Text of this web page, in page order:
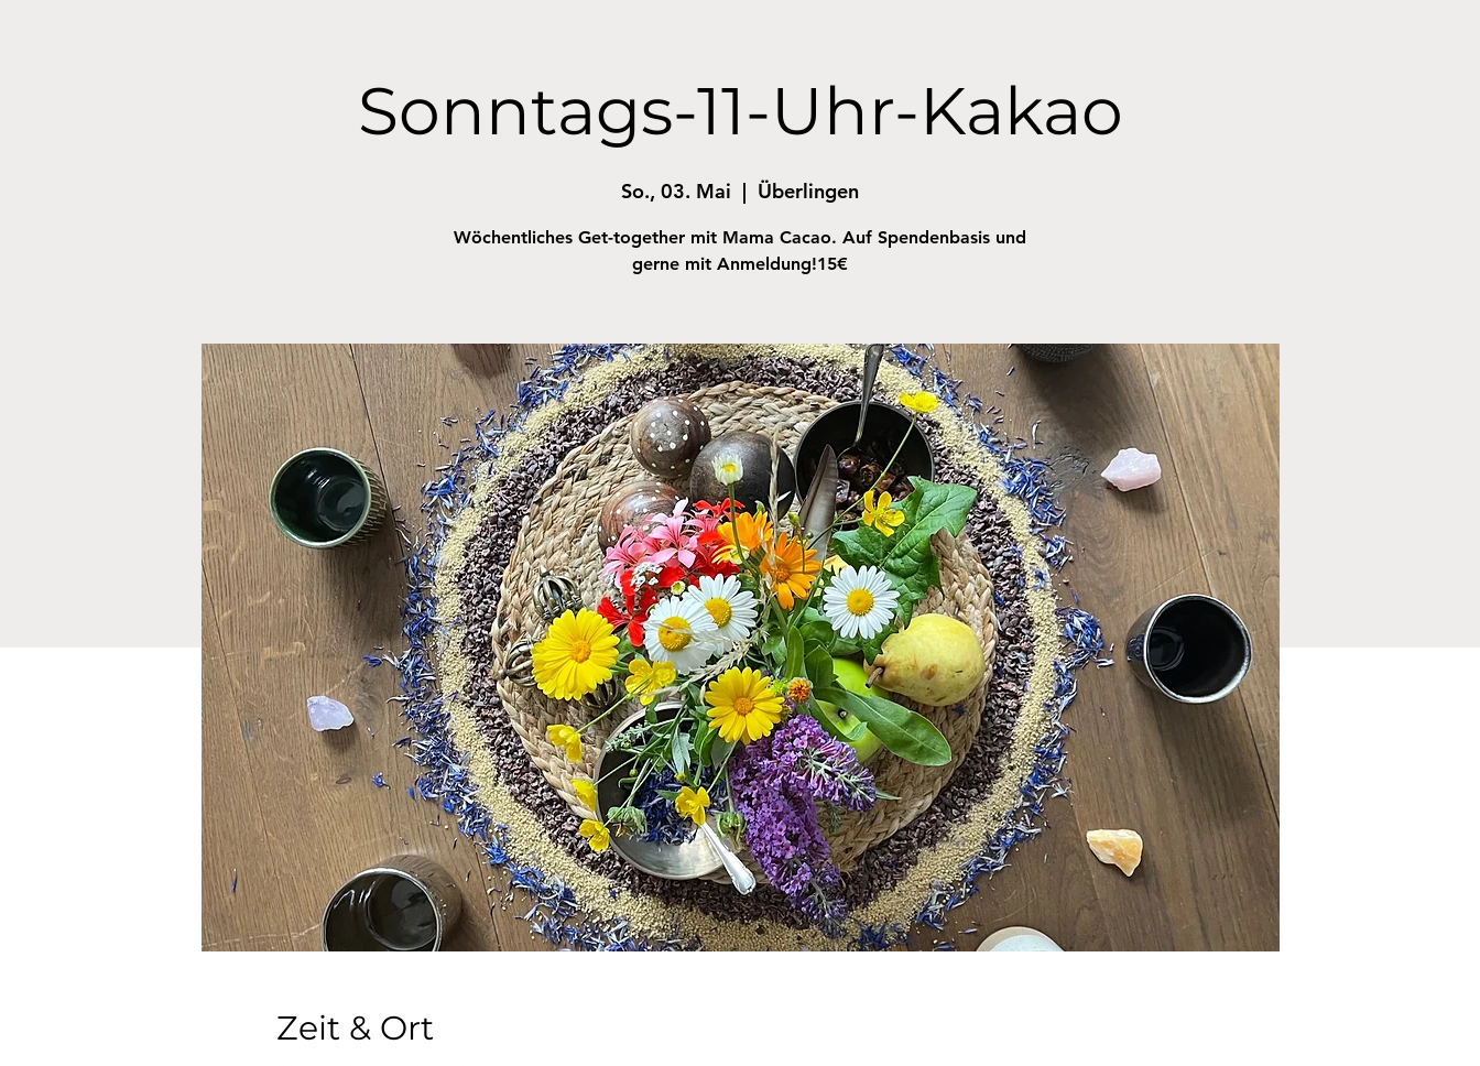
Sonntags-11-Uhr-Kakao
So., 03. Mai
  |
Überlingen
Wöchentliches Get-together mit Mama Cacao. Auf Spendenbasis und
gerne mit Anmeldung!15€
Zeit & Ort